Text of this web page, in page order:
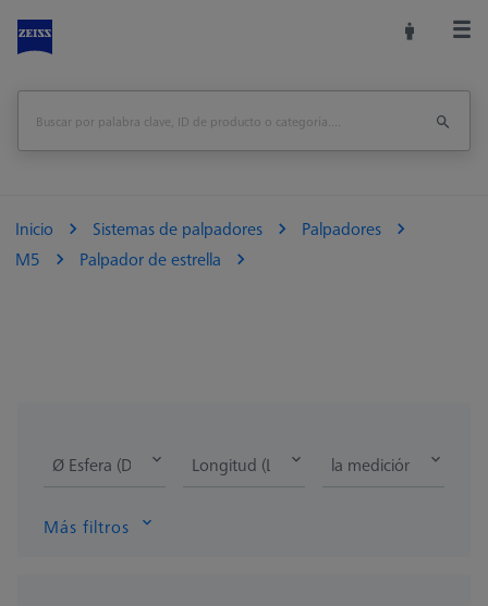
Inicio Sistemas de palpadores
Palpadores
M5
Palpador de estrella
Ø Esfera (DK) Longitud (L) la medición de la
Más filtros